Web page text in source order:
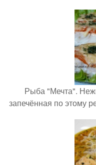
Рыба "Мечта".
запечённая по этому